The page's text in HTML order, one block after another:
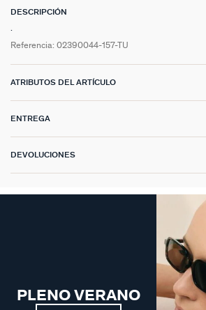
DESCRIPCIÓN
.
Referencia: 02390044-157-TU
ATRIBUTOS DEL ARTÍCULO
ENTREGA
DEVOLUCIONES
PLENO VERANO